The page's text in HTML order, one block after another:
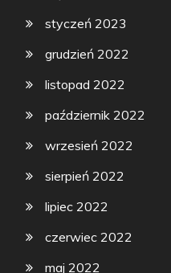
styczeń 2023
grudzień 2022
listopad 2022
październik 2022
wrzesień 2022
sierpień 2022
lipiec 2022
czerwiec 2022
maj 2022